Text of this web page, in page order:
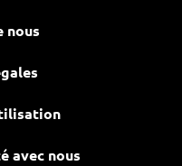
nous
avec nous